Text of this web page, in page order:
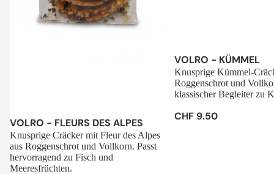
Sale
VOLRO - FLEURS DES ALPES
Knusprige Cräcker mit Fleur des Alpes
aus Roggenschrot und Vollkorn. Passt
hervorragend zu Fisch und
Meeresfrüchten.
VOLRO - KÜMMEL
Knusprige Kümmel-
Roggenschrot und
klassischer Begleiter zu
CHF 9.50